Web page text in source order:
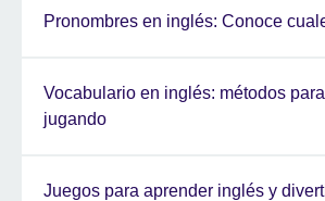
Pronombres en inglés: Conoce
Vocabulario en inglés: métodos
jugando
Juegos para aprender inglés y